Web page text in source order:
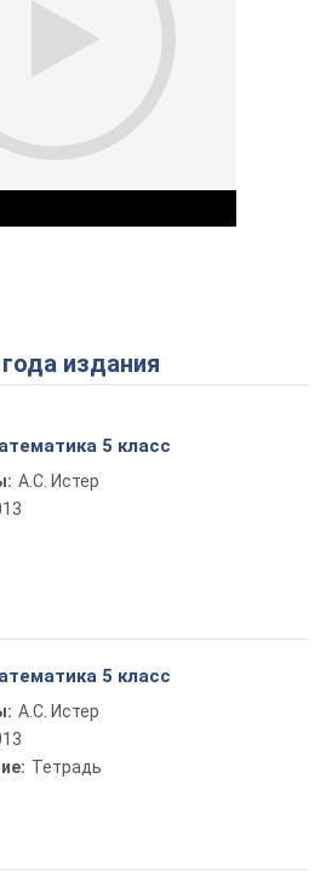
Play Video
года издания
5 класс
А.С. Истер
5 класс
А.С. Истер
Тетрадь